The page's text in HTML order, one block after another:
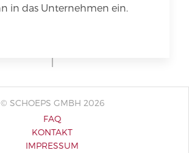
in das Unternehmen ein.
© SCHOEPS GMBH 2026
FAQ
KONTAKT
IMPRESSUM